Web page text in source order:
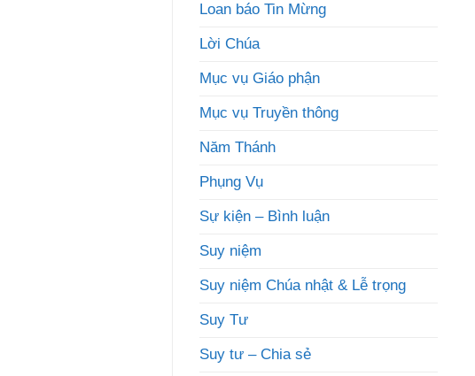
Loan báo Tin Mừng
Lời Chúa
Mục vụ Giáo phận
Mục vụ Truyền thông
Năm Thánh
Phụng Vụ
Sự kiện – Bình luận
Suy niệm
Suy niệm Chúa nhật & Lễ trọng
Suy Tư
Suy tư – Chia sẻ